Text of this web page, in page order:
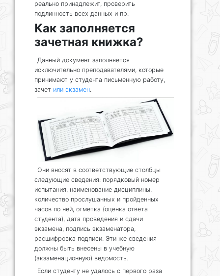
реально принадлежит, проверить
подлинность всех данных и пр.
Как заполняется
зачетная книжка?
Данный документ заполняется
исключительно преподавателями, которые
принимают у студента письменную работу,
зачет или экзамен
Они вносят в соответствующие столбцы
следующие сведения: порядковый номер
испытания, наименование дисциплины,
количество прослушанных и пройденных
часов по ней, отметка (оценка ответа
студента), дата проведения и сдачи
экзамена, подпись экзаменатора,
расшифровка подписи. Эти же сведения
должны быть внесены в учебную
(экзаменационную) ведомость.
Если студенту не удалось с первого раза